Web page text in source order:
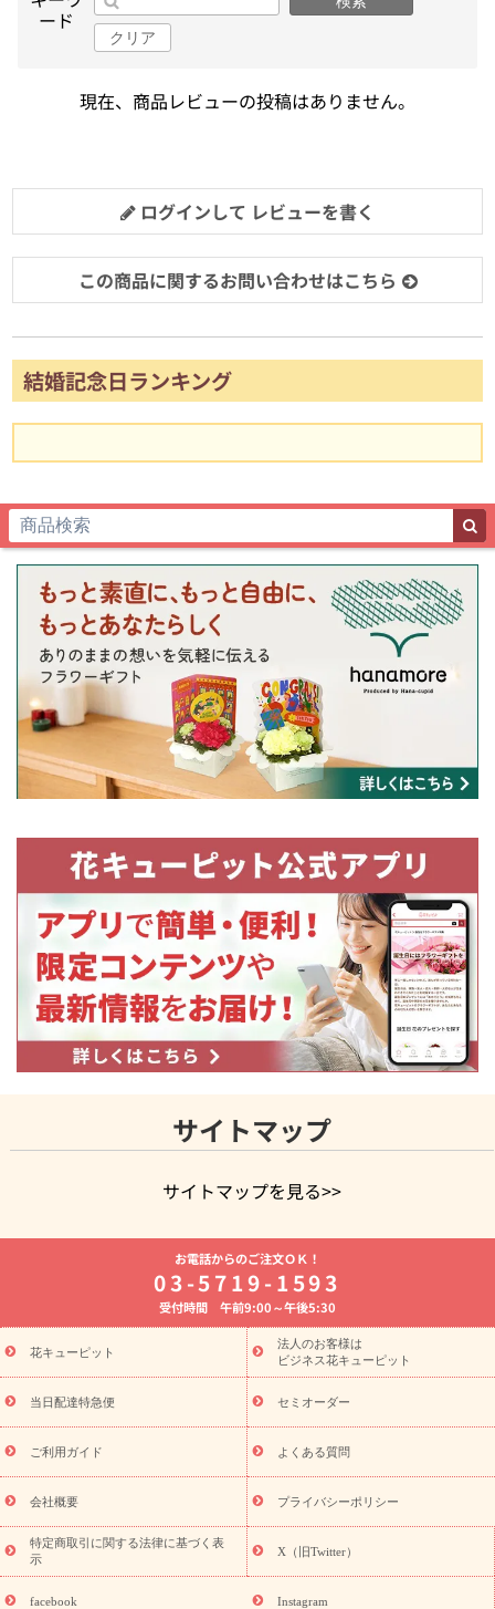
ード
クリア
現在、商品レビューの投稿はありません。
ログインして レビューを書く
この商品に関するお問い合わせはこちら
結婚記念日ランキング
サイトマップ
サイトマップを見る>>
よく贈られる花
お祝いの花特集
誕生日フラワーギフト特集
8月の誕生花(トルコキキョウ)
開店・開業祝い
お供え・お悔やみ お供え・お悔やみの花
通夜・葬儀に贈る花 胡蝶蘭・花鉢
ーブドフラワー
季節のイベント
ひまわり ギフト・プレゼント
特集
お盆 花（新盆・初盆） 季節のイベント
お盆 花（新
盆・初盆）
お盆 花（新盆・初盆）
お盆・お供え 花とセットギ
フト
お盆・お供え プリザーブドフラワー
ひまわり ギフト・プ
レゼント特集
夏の花贈り・お中元・暑中見舞い 花のギフト特集
敬老の日におくる花ギフト・プレゼント特集
花ギフト・プレゼント特集
敬老の日 花のおすすめランキング
敬
老の日 花鉢植えのギフト・プレゼント特集
敬老の日 花とセットギ
フト・プレゼント特集
敬老の日の花 全てのギフト一覧
キャン
ペーン
映画『ウォーターガーディアンズ』コラボキャンペーン
「きょう誕生日なんです」キャンペーン
誕生日の花を探す
誕生日フラワーギフト 誕生日フラワーギフト特集
お電話からのご注文ＯＫ！
03-5719-1593
受付時間 午前9:00～午後5:30
花キューピット
法人のお客様は
ビジネス花キューピット
当日配達特急便 セミオーダー
ご利用ガイド よくある質問
会社概要 プライバシーポリシー
特定商取引に関する法律に基づく表
示
X（旧Twitter）
facebook Instagram